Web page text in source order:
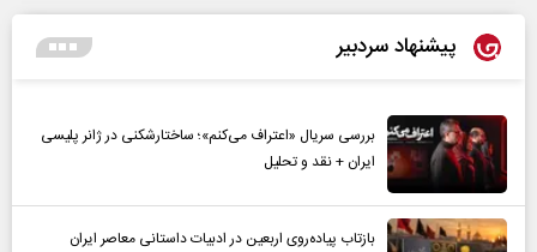
پیشنهاد سردبیر
بررسی سریال «اعتراف می‌کنم»؛ ساختارشکنی در ژانر پلیسی
ایران + نقد و تحلیل
بازتاب پیاده‌روی اربعین در ادبیات داستانی معاصر ایران